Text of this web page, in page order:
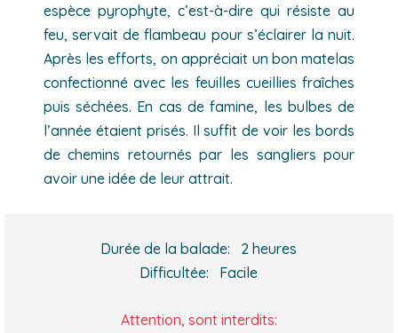
espèce pyrophyte, c’est-à-dire qui résiste au
feu, servait de flambeau pour s’éclairer la nuit.
Après les efforts, on appréciait un bon matelas
confectionné avec les feuilles cueillies fraîches
puis séchées. En cas de famine, les bulbes de
l’année étaient prisés. Il suffit de voir les bords
de chemins retournés par les sangliers pour
avoir une idée de leur attrait.
Durée de la balade: 2 heures
Difficultée: Facile
Attention, sont interdits: